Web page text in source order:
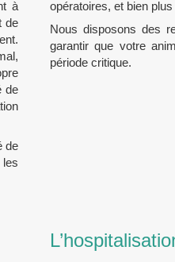
à
de
de
de
opératoires, et bien
Nous disposons des
garantir que votre
période critique.